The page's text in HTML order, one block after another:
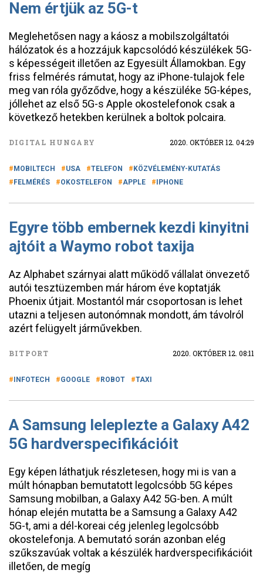
Nem értjük az 5G-t
Meglehetősen nagy a káosz a mobilszolgáltatói
hálózatok és a hozzájuk kapcsolódó készülékek 5G-
s képességeit illetően az Egyesült Államokban. Egy
friss felmérés rámutat, hogy az iPhone-tulajok fele
meg van róla győződve, hogy a készüléke 5G-képes,
jóllehet az első 5G-s Apple okostelefonok csak a
következő hetekben kerülnek a boltok polcaira.
DIGITAL HUNGARY 2020. OKTÓBER 12. 04:29
MOBILTECH USA TELEFON
KÖZVÉLEMÉNY-KUTATÁS
FELMÉRÉS
OKOSTELEFON APPLE IPHONE
Egyre több embernek kezdi kinyitni
ajtóit a Waymo robot taxija
Az Alphabet szárnyai alatt működő vállalat önvezető
autói tesztüzemben már három éve koptatják
Phoenix útjait. Mostantól már csoportosan is lehet
utazni a teljesen autonómnak mondott, ám távolról
azért felügyelt járművekben.
BITPORT 2020. OKTÓBER 12. 08:11
INFOTECH GOOGLE ROBOT TAXI
A Samsung leleplezte a Galaxy A42
5G hardverspecifikációit
Egy képen láthatjuk részletesen, hogy mi is van a
múlt hónapban bemutatott legolcsóbb 5G képes
Samsung mobilban, a Galaxy A42 5G-ben. A múlt
hónap elején mutatta be a Samsung a Galaxy A42
5G-t, ami a dél-koreai cég jelenleg legolcsóbb
okostelefonja. A bemutató során azonban elég
szűkszavúak voltak a készülék hardverspecifikációit
illetően, de megíg